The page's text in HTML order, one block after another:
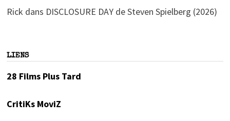
Rick dans DISCLOSURE DAY de Steven Spielberg (2026)
LIENS
28 Films Plus Tard
CritiKs MoviZ